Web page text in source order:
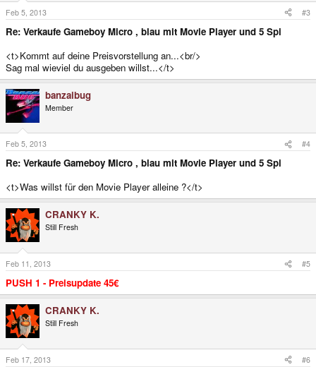
Feb 5, 2013 #3
Re: Verkaufe Gameboy Micro , blau mit Movie Player und 5 Spi
<t>Kommt auf deine Preisvorstellung an...<br/>
Sag mal wieviel du ausgeben willst...</t>
banzaibug
Member
Feb 5, 2013 #4
Re: Verkaufe Gameboy Micro , blau mit Movie Player und 5 Spi
<t>Was willst für den Movie Player alleine ?</t>
CRANKY K.
Still Fresh
Feb 11, 2013 #5
PUSH 1 - Preisupdate 45€
CRANKY K.
Still Fresh
Feb 17, 2013 #6